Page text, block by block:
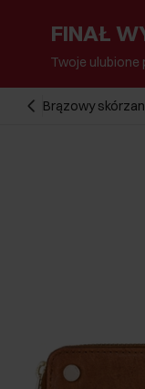
FINAŁ
Twoje
Brązowy